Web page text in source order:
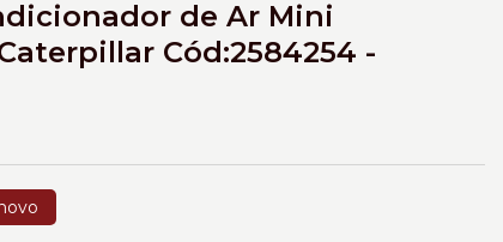
de Ar Mini
Cód:2584254 -